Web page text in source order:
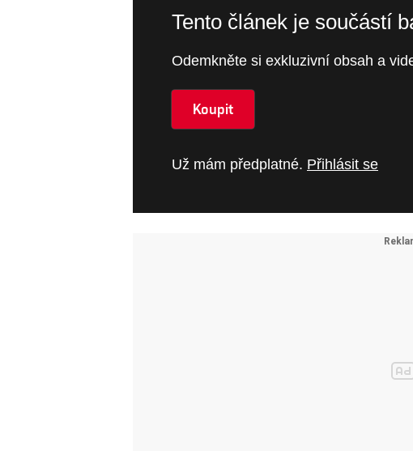
Tento článek je součástí
Odemkněte si exkluzivní obsah a
Koupit
Už mám předplatné. Přihlásit se